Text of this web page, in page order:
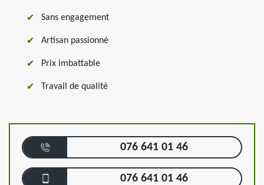
Sans engagement
Artisan passionné
Prix imbattable
Travail de qualité
076 641 01 46
076 641 01 46